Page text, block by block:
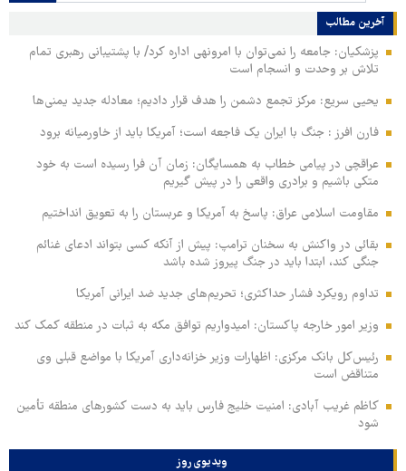
آخرین مطالب
پزشکیان: جامعه را نمی‌توان با امرونهی اداره کرد/ با پشتیبانی رهبری تمام
تلاش بر وحدت و انسجام است
یحیی سریع: مرکز تجمع دشمن را هدف قرار دادیم؛ معادله جدید یمنی‌ها
فارن افرز : جنگ با ایران یک فاجعه است؛ آمریکا باید از خاورمیانه برود
عراقچی در پیامی خطاب به همسایگان: زمان آن فرا رسیده است به خود
متکی باشیم و برادری واقعی را در پیش گیریم
مقاومت اسلامی عراق: پاسخ به آمریکا و عربستان را به تعویق انداختیم
بقائی در واکنش به سخنان ترامپ: پیش از آنکه کسی بتواند ادعای غنائم
جنگی کند، ابتدا باید در جنگ پیروز شده باشد
تداوم رویکرد فشار حداکثری؛ تحریم‌های جدید ضد ایرانی آمریکا
وزیر امور خارجه پاکستان: امیدواریم توافق مکه به ثبات در منطقه کمک کند
رئیس‌کل بانک مرکزی: اظهارات وزیر خزانه‌داری آمریکا با مواضع قبلی وی
متناقض است
کاظم غریب آبادی: امنیت خلیج فارس باید به دست کشورهای منطقه تأمین
شود
ویدیوی روز